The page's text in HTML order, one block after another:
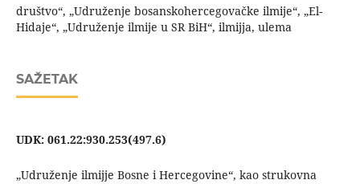
društvo“, „Udruženje bosanskohercegovačke ilmije“, „El-
Hidaje“, „Udruženje ilmije u SR BiH“, ilmijja, ulema
SAŽETAK
UDK: 061.22:930.253(497.6)
„Udruženje ilmijje Bosne i Hercegovine“, kao strukovna